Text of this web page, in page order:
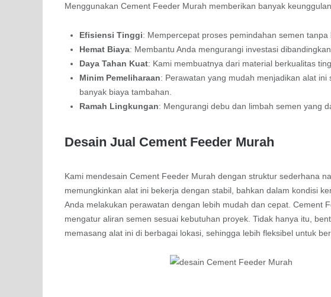
Menggunakan Cement Feeder Murah memberikan banyak
Efisiensi Tinggi: Mempercepat proses pemindahan semen
Hemat Biaya: Membantu Anda mengurangi investasi
Daya Tahan Kuat: Kami membuatnya dari material berkualitas
Minim Pemeliharaan: Perawatan yang mudah menjadikan alat
banyak biaya tambahan.
Ramah Lingkungan: Mengurangi debu dan limbah semen yang
Desain Jual Cement Feeder Murah
Kami mendesain Cement Feeder Murah dengan struktur sederhana
memungkinkan alat ini bekerja dengan stabil, bahkan dalam kondisi
Anda melakukan perawatan dengan lebih mudah dan cepat. Cement
mengatur aliran semen sesuai kebutuhan proyek. Tidak hanya itu,
memasang alat ini di berbagai lokasi, sehingga lebih fleksibel untuk